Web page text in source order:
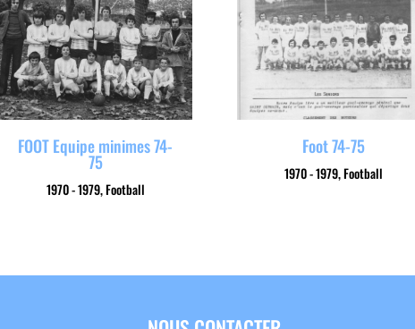
1970 - 1979,Football
FOOT Equipe minimes 74-
75 1970 - 1979,Football
Foot 74-75